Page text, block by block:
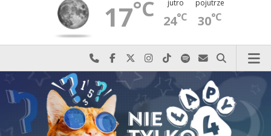
17°C jutro
24°C
pojutrze
30°C
Najlepiej po prostu do nas zadzwoń
Odwiedź nas na Facebook-u
Odwiedź nas na X
Odwiedź nas na Instagram-ie
Odwiedź nas na TikTok-u
Szukaj nas na Spotify
Wyślij do nas
Szukaj